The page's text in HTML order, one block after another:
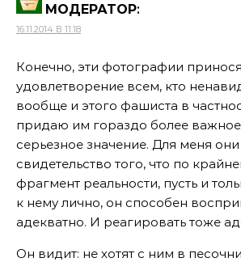
МОДЕРАТОР:
16.11.2014 В 11:18
Конечно, эти фотографии
удовлетворение всем, кто
вообще и этого фашиста в
придаю им гораздо более
серьезное значение. Для меня
свидетельство того, что по
фрагмент реальности, пусть и
к нему лично, он способен
адекватно. И реагировать тоже
Он видит: не хотят с ним в